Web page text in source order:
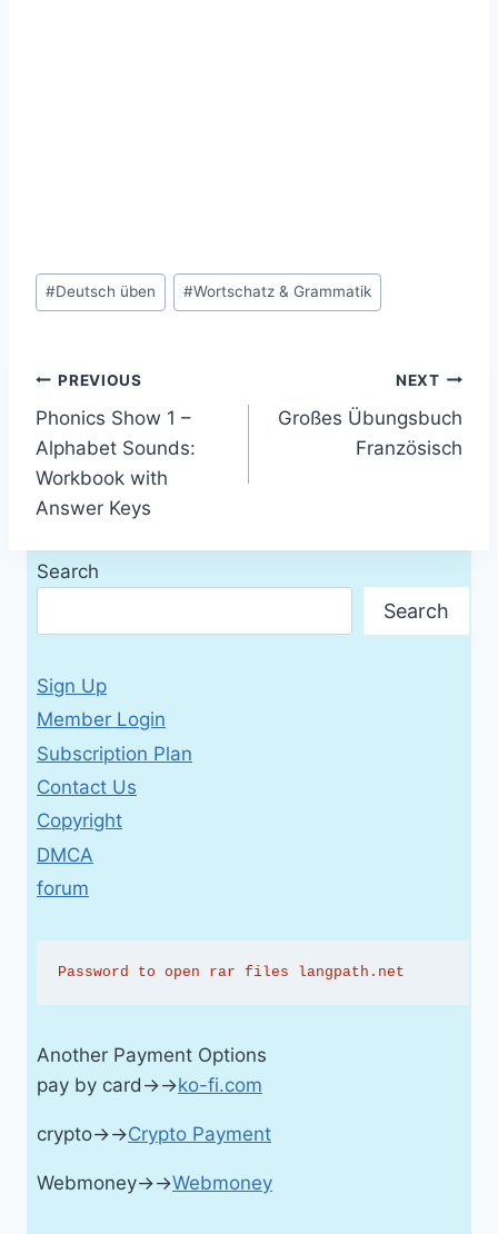
Post
Tags:
#Deutsch üben #Wortschatz & Grammatik
Post
navigation
PREVIOUS
Phonics Show 1 –
Alphabet Sounds:
Workbook with
Answer Keys
NEXT
Großes Übungsbuch
Französisch
Search
Search
Sign Up
Member Login
Subscription Plan
Contact Us
Copyright
DMCA
forum
Password to open rar files langpath.net
Another Payment Options
pay by card→→ko-fi.com
crypto→→Crypto Payment
Webmoney→→Webmoney